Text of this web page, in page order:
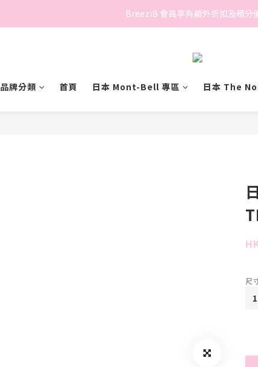
香港地區滿$500免費送貨 (離島區及偏遠
BreeziB 會員享有額外折扣及積分
品牌分類 首頁 日本 Mont-Bell 專區 日本 The
尺